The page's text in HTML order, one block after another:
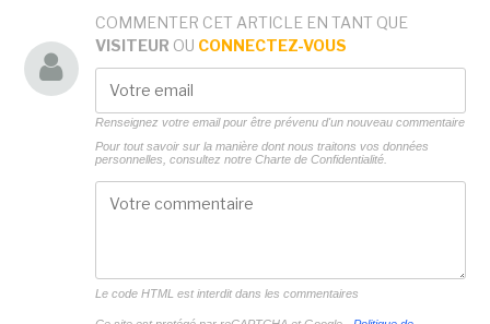
COMMENTER CET ARTICLE EN TANT QUE
VISITEUR OU CONNECTEZ-VOUS
Renseignez votre email pour être prévenu d'un nouveau commentaire
Pour tout savoir sur la manière dont nous traitons vos données
personnelles, consultez notre Charte de Confidentialité.
Le code HTML est interdit dans les commentaires